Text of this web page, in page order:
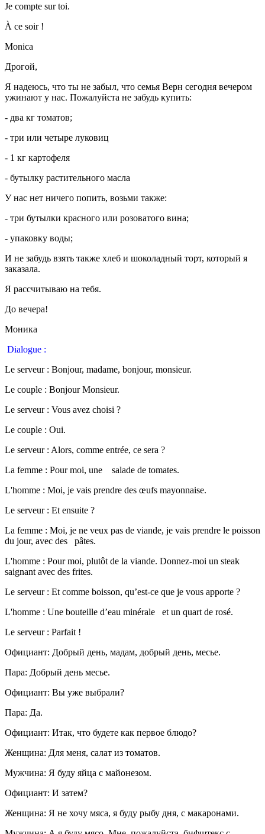
Je compte sur toi.
À ce soir !
Monica
Дрогой,
Я надеюсь, что ты не забыл, что семья Верн сегодня вечером
ужинают у нас. Пожалуйста не забудь купить:
- два кг томатов;
- три или четыре луковиц
- 1 кг картофеля
- бутылку растительного масла
У нас нет ничего попить, возьми также:
- три бутылки красного или розоватого вина;
- упаковку воды;
И не забудь взять также хлеб и шоколадный торт, который я
заказала.
Я рассчитываю на тебя.
До вечера!
Моника
Dialogue :
Le serveur : Bonjour, madame, bonjour, monsieur.
Le couple : Bonjour Monsieur.
Le serveur : Vous avez choisi ?
Le couple : Oui.
Le serveur : Alors, comme entrée, ce sera ?
La femme : Pour moi, une salade de tomates.
L'homme : Moi, je vais prendre des œufs mayonnaise.
Le serveur : Et ensuite ?
La femme : Moi, je ne veux pas de viande, je vais prendre le poisson
du jour, avec des pâtes.
L'homme : Pour moi, plutôt de la viande. Donnez-moi un steak
saignant avec des frites.
Le serveur : Et comme boisson, qu’est-ce que je vous apporte ?
L'homme : Une bouteille d’eau minérale et un quart de rosé.
Le serveur : Parfait !
Официант: Добрый день, мадам, добрый день, месье.
Пара: Добрый день месье.
Официант: Вы уже выбрали?
Пара: Да.
Официант: Итак, что будете как первое блюдо?
Женщина: Для меня, салат из томатов.
Мужчина: Я буду яйца с майонезом.
Официант: И затем?
Женщина: Я не хочу мяса, я буду рыбу дня, с макаронами.